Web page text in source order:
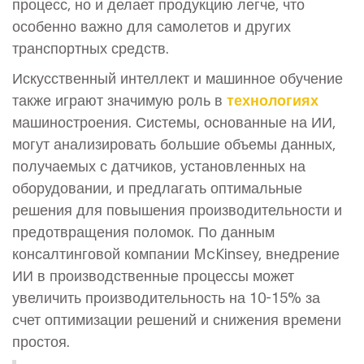
особенно важно для самолетов и других
транспортных средств.
Искусственный интеллект и машинное обучение
также играют значимую роль в технологиях
машиностроения. Системы, основанные на ИИ,
могут анализировать большие объемы данных,
получаемых с датчиков, установленных на
оборудовании, и предлагать оптимальные
решения для повышения производительности и
предотвращения поломок. По данным
консалтинговой компании McKinsey, внедрение
ИИ в производственные процессы может
увеличить производительность на 10-15% за
счет оптимизации решений и снижения времени
простоя.